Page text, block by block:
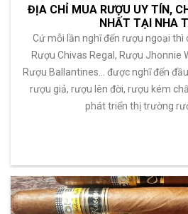
ĐỊA CHỈ MUA RƯỢU UY TÍN,
NHẤT TẠI NHA
Cứ mỗi lần nghĩ đến rượu ngoại thì
Rượu Chivas Regal, Rượu Jhonnie
Rượu Ballantines... được nghĩ đến
rượu giả, rượu lên đời, rượu kém
phát triển thị trường